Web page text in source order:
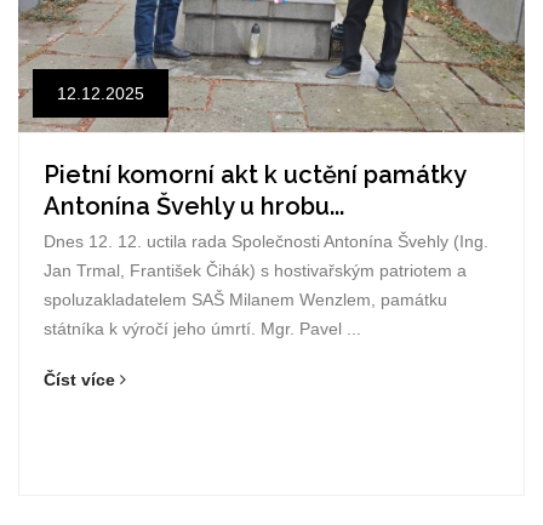
12.12.2025
Pietní komorní akt k uctění památky
Antonína Švehly u hrobu...
Dnes 12. 12. uctila rada Společnosti Antonína Švehly (Ing.
Jan Trmal, František Čihák) s hostivařským patriotem a
spoluzakladatelem SAŠ Milanem Wenzlem, památku
státníka k výročí jeho úmrtí. Mgr. Pavel ...
Číst více